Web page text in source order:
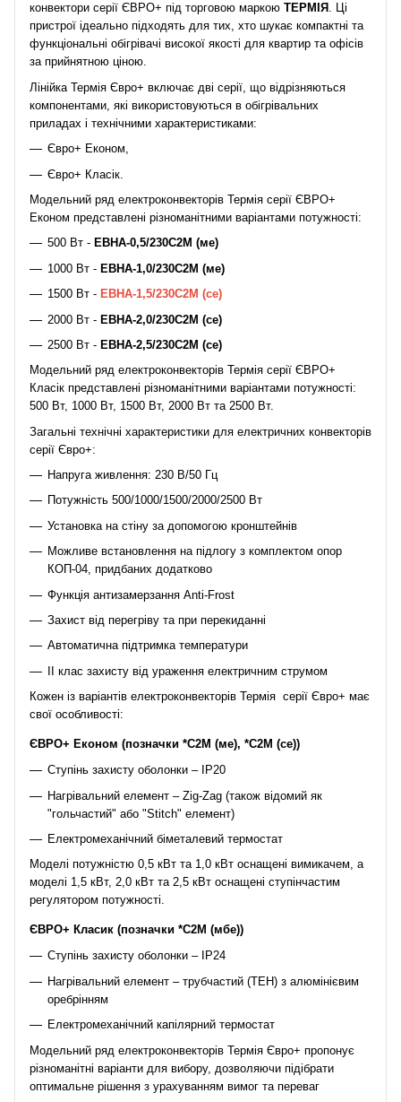
конвектори серії ЄВРО+ під торговою маркою ТЕРМІЯ . Ці
пристрої ідеально підходять для тих, хто шукає компактні та
функціональні обігрівачі високої якості для квартир та офісів
за прийнятною ціною.
Лінійка Термія Євро+ включає дві серії, що відрізняються
компонентами, які використовуються в обігрівальних
приладах і технічними характеристиками:
Євро+ Економ,
Євро+ Класік.
Модельний ряд електроконвекторів Термія серії ЄВРО+
Економ представлені різноманітними варіантами потужності:
500 Вт - ЕВНА-0,5/230С2М (ме)
1000 Вт - ЕВНА-1,0/230С2М (ме)
1500 Вт - ЕВНА-1,5/230С2М (се)
2000 Вт - ЕВНА-2,0/230С2М (се)
2500 Вт - ЕВНА-2,5/230С2М (се)
Модельний ряд електроконвекторів Термія серії ЄВРО+
Класік представлені різноманітними варіантами потужності:
500 Вт, 1000 Вт, 1500 Вт, 2000 Вт та 2500 Вт.
Загальні технічні характеристики для електричних конвекторів
серії Євро+:
Напруга живлення: 230 В/50 Гц
Потужність 500/1000/1500/2000/2500 Вт
Установка на стіну за допомогою кронштейнів
Можливе встановлення на підлогу з комплектом опор
КОП-04, придбаних додатково
Функція антизамерзання Anti-Frost
Захист від перегріву та при перекиданні
Автоматична підтримка температури
II клас захисту від ураження електричним струмом
Кожен із варіантів електроконвекторів Термія серії Євро+ має
свої особливості:
ЄВРО+ Економ (позначки *C2М (ме), *С2М (се))
Ступінь захисту оболонки – IP20
Нагрівальний елемент – Zig-Zag (також відомий як
"гольчастий" або "Stitch" елемент)
Електромеханічний біметалевий термостат
Моделі потужністю 0,5 кВт та 1,0 кВт оснащені вимикачем, а
моделі 1,5 кВт, 2,0 кВт та 2,5 кВт оснащені ступінчастим
регулятором потужності.
ЄВРО+ Класик (позначки *C2М (мбе))
Ступінь захисту оболонки – ІР24
Нагрівальний елемент – трубчастий (ТЕН) з алюмінієвим
оребрінням
Електромеханічний капілярний термостат
Модельний ряд електроконвекторів Термія Євро+ пропонує
різноманітні варіанти для вибору, дозволяючи підібрати
оптимальне рішення з урахуванням вимог та переваг